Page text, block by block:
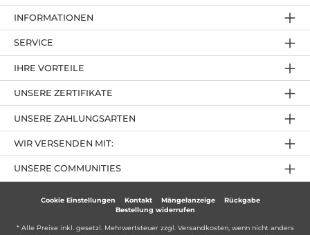
IHRE VORTEILE
UNSERE ZAHLUNGSARTEN
UNSERE ZERTIFIKATE
INFORMATIONEN
SERVICE
UNSERE COMMUNITIES
WIR VERSENDEN MIT:
Cookie Einstellungen Kontakt Mängelanzeige
Rückgabe
Bestellung widerrufen
* Alle Preise inkl. gesetzl. Mehrwertsteuer zzgl. Versandkosten, wenn nicht anders